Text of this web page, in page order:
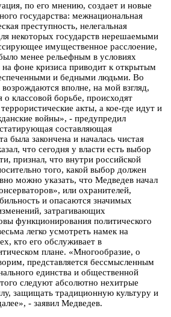
по его мнению, создает и новые
государства: межнациональная
преступность, нелегальная
некоторых государств нерешаемыми
имущественное расслоение,
менее рельефным в условиях
на фоне кризиса приводит к открытым
и бедными людьми. Во
вполне, на мой взгляд,
о классовой борьбе, происходят
акты, а кое-где идут и
войны», - предупредил
составляющая
была закончена и началась чистая
что сегодня у власти есть выбор
признал, что внутри российской
того, какой выбор должен
можно указать, что Медведев начал
или охранителей,
и опасаются значимых
затрагивающих
функционирования политического
легко усмотреть намек на
кто его обслуживает в
плане. «Многообразие, о
представляется бессмысленным
единства и общественной
следуют абсолютно нехитрые
защищать традиционную культуру и
- заявил Медведев.